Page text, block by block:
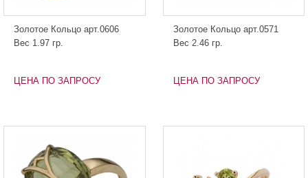
Золотое Кольцо арт.0606
Вес 1.97 гр.
ЦЕНА ПО ЗАПРОСУ
Золотое Кольцо арт.0571
Вес 2.46 гр.
ЦЕНА ПО ЗАПРОСУ